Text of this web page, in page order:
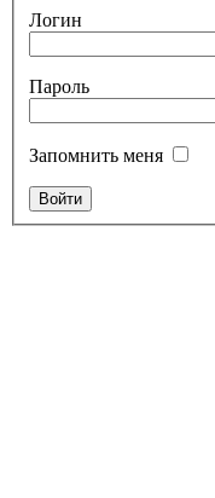
Логин
Пароль
Запомнить меня